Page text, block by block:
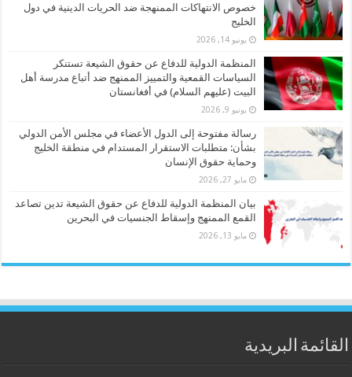
خصوص الانتهاكات الممنهجة ضد الحريات الدينية في دول
الخليج
يونيو 14, 2026
المنظمة الدولية للدفاع عن حقوق الشيعة تستنكر
السياسات القمعية والتمييز الممنهج ضد أتباع مدرسة أهل
البيت (عليهم السلام) في أفغانستان
يونيو 9, 2026
رسالة مفتوحة إلى الدول الأعضاء في مجلس الأمن الدولي
بشأن: متطلبات الاستقرار المستدام في منطقة الخليج
وحماية حقوق الإنسان
مايو 27, 2026
بيان المنظمة الدولية للدفاع عن حقوق الشيعة تدين تصاعد
القمع الممنهج وإسقاط الجنسيات في البحرين
مايو 13, 2026
القائمة البريدية